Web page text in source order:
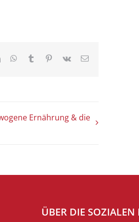
LinkedInWhatsApp
TumblrPinterest
Vk
E-
Ernährung & die
ÜBER DIE SOZIALEN